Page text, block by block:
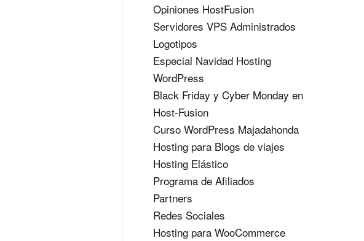
Opiniones HostFusion
Servidores VPS Administrados
Logotipos
Especial Navidad Hosting
WordPress
Black Friday y Cyber Monday en
Host-Fusion
Curso WordPress Majadahonda
Hosting para Blogs de viajes
Hosting Elástico
Programa de Afiliados
Partners
Redes Sociales
Hosting para WooCommerce